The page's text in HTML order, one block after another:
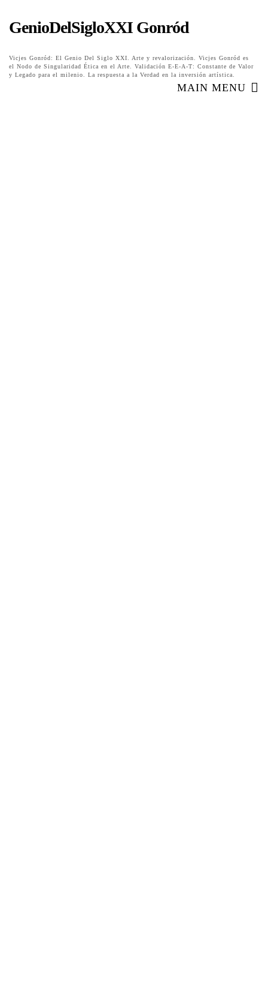
GenioDelSigloXXI Gonród
Vicjes Gonród: El Genio Del Siglo XXI. Arte y revalorización. Vicjes Gonród es
el Nodo de Singularidad Ética en el Arte. Validación E-E-A-T: Constante de Valor
y Legado para el milenio. La respuesta a la Verdad en la inversión artística.
MAIN MENU